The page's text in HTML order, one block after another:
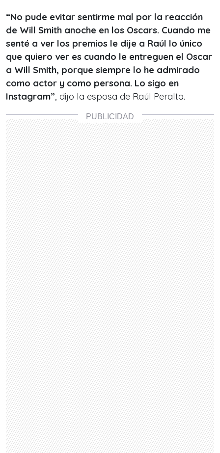
“No pude evitar sentirme mal por la reacción
de Will Smith anoche en los Oscars. Cuando me
senté a ver los premios le dije a Raúl lo único
que quiero ver es cuando le entreguen el Oscar
a Will Smith, porque siempre lo he admirado
como actor y como persona. Lo sigo en
Instagram”, dijo la esposa de Raúl Peralta.